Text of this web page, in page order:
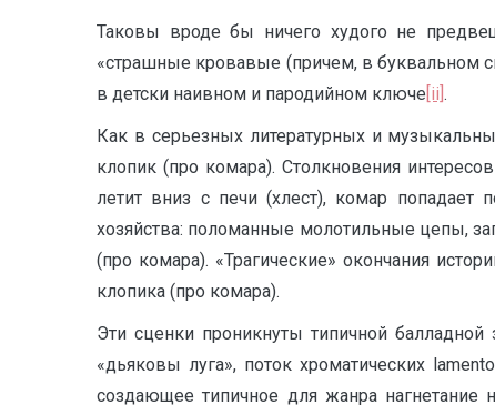
Таковы вроде бы ничего худого не
«страшные кровавые (причем, в буквальном
в детски наивном и пародийном ключе [ii] .
Как в серьезных литературных и
клопик (про комара). Столкновения
летит вниз с печи (хлест), комар попадает
хозяйства: поломанные молотильные цепы,
(про комара). «Трагические» окончания
клопика (про комара).
Эти сценки проникнуты типичной
«дьяковы луга», поток хроматических
создающее типичное для жанра нагнетание